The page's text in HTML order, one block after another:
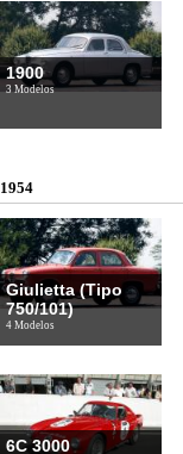
1900
3 Modelos
1954
Giulietta (Tipo
750/101)
4 Modelos
6C 3000